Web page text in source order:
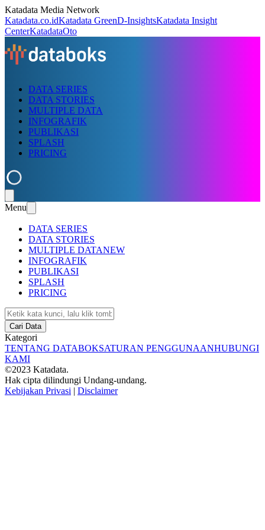
Katadata Media Network
Katadata.co.idKatadata GreenD-InsightsKatadata Insight
CenterKatadataOto
DATA SERIES
DATA STORIES
MULTIPLE DATA
INFOGRAFIK
PUBLIKASI
SPLASH
PRICING
Menu
DATA SERIES
DATA STORIES
MULTIPLE DATANEW
INFOGRAFIK
PUBLIKASI
SPLASH
PRICING
Cari Data
Kategori
TENTANG DATABOKSATURAN PENGGUNAANHUBUNGI
KAMI
©2023 Katadata.
Hak cipta dilindungi Undang-undang.
Kebijakan Privasi | Disclaimer